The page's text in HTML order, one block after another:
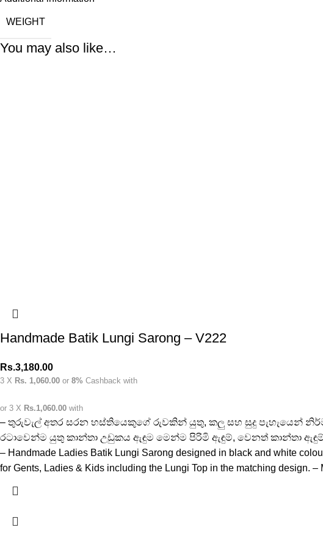
WEIGHT
You may also like…
Handmade Batik Lungi Sarong – V222
Rs.3,180.00
3 X Rs. 1,060.00 or 8% Cashback with
or 3 X Rs.1,060.00 with
– තුරුවැල් අතර සරන හස්තියෙකුගේ රුවකින් යුතු, කලු සහ සුදු පැහැයෙන්
රටාවෙන්ම යුතු කාන්තා උඩුකය ඇඳුම මෙන්ම පිරිමි ඇඳුම්, වෙනත් කාන්තා
– Handmade Ladies Batik Lungi Sarong designed in black and white
for Gents, Ladies & Kids including the Lungi Top in the matching design.